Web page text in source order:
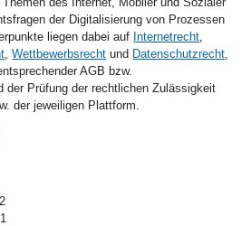
der Digitalisierung von Prozessen
liegen dabei auf Internetrecht
,Wettbewerbsrecht und Datenschutzrecht
AGB bzw.
der Prüfung der rechtlichen Zulässigkeit
der jeweiligen Plattform.